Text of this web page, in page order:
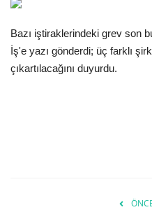
İş Platformu
İş İlanları
Bazı iştiraklerindeki grev son
İş'e yazı gönderdi; üç farklı
çıkartılacağını duyurdu.